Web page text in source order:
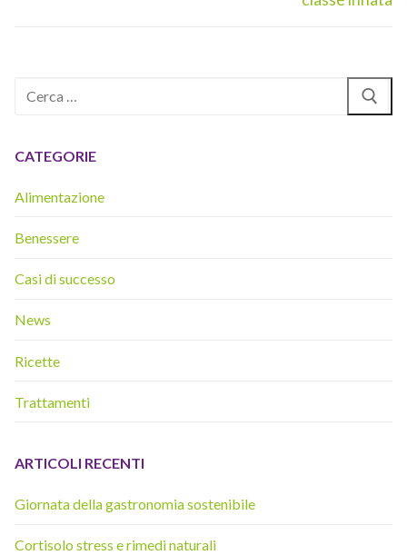
Cerca:
CATEGORIE
Alimentazione
Benessere
Casi di successo
News
Ricette
Trattamenti
ARTICOLI RECENTI
Giornata della gastronomia sostenibile
Cortisolo stress e rimedi naturali